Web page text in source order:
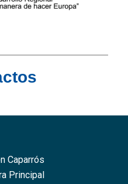
Caparrós
Principal